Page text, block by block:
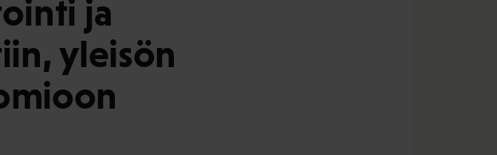
ja
yleisön